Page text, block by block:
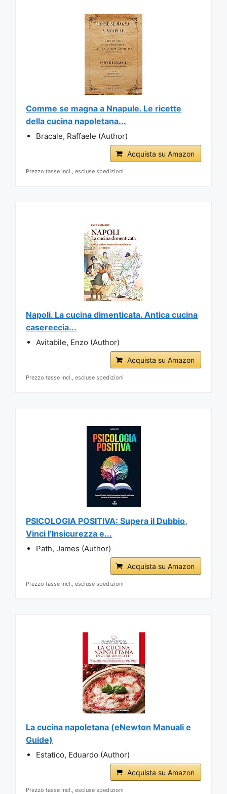
Comme se magna a Nnapule. Le ricette
della cucina napoletana...
Bracale, Raffaele (Author)
Acquista su Amazon
Prezzo tasse incl., escluse spedizioni
Napoli. La cucina dimenticata. Antica cucina
casereccia...
Avitabile, Enzo (Author)
Acquista su Amazon
Prezzo tasse incl., escluse spedizioni
PSICOLOGIA POSITIVA: Supera il Dubbio,
Vinci l’Insicurezza e...
Path, James (Author)
Acquista su Amazon
Prezzo tasse incl., escluse spedizioni
La cucina napoletana (eNewton Manuali e
Guide)
Estatico, Eduardo (Author)
Acquista su Amazon
Prezzo tasse incl., escluse spedizioni